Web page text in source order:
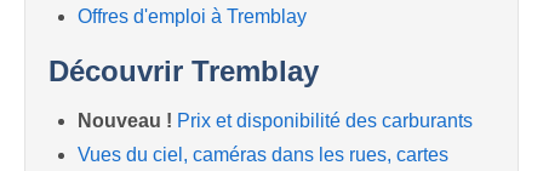
Offres d'emploi à Tremblay
Découvrir Tremblay
Nouveau ! Prix et disponibilité des carburants
Vues du ciel, caméras dans les rues, cartes